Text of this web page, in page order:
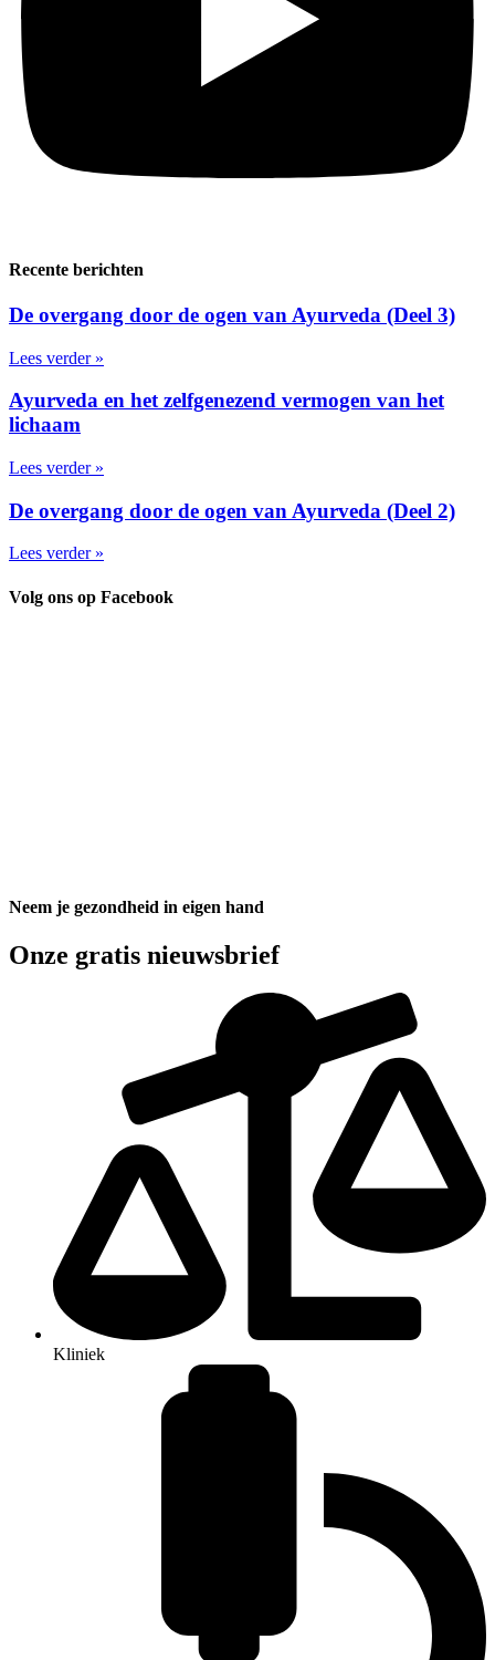
Recente berichten
De overgang door de ogen van Ayurveda (Deel 3)
Lees verder »
Ayurveda en het zelfgenezend vermogen van het
lichaam
Lees verder »
De overgang door de ogen van Ayurveda (Deel 2)
Lees verder »
Volg ons op Facebook
Neem je gezondheid in eigen hand
Onze gratis nieuwsbrief
Kliniek